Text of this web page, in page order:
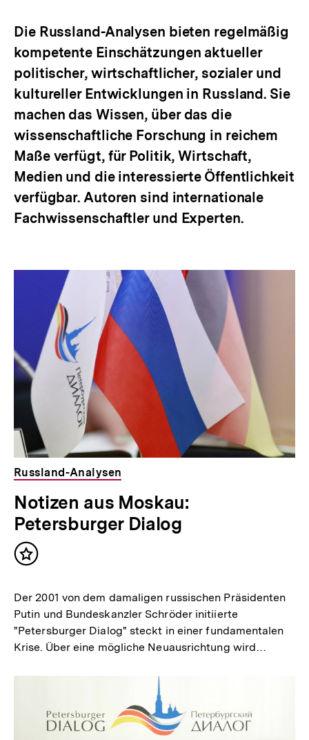
Die Russland-Analysen bieten regelmäßig
kompetente Einschätzungen aktueller
politischer, wirtschaftlicher, sozialer und
kultureller Entwicklungen in Russland. Sie
machen das Wissen, über das die
wissenschaftliche Forschung in reichem
Maße verfügt, für Politik, Wirtschaft,
Medien und die interessierte Öffentlichkeit
verfügbar. Autoren sind internationale
Fachwissenschaftler und Experten.
Russland-Analysen
Notizen aus Moskau:
Petersburger Dialog
Inhalt
Der 2001 von dem damaligen russischen Präsidenten
Putin und Bundeskanzler Schröder initiierte
"Petersburger Dialog" steckt in einer fundamentalen
Krise. Über eine mögliche Neuausrichtung wird…